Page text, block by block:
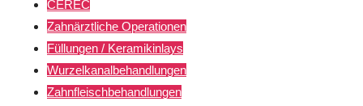
CEREC
Zahnärztliche Operationen
Füllungen / Keramikinlays
Wurzelkanalbehandlungen
Zahnfleischbehandlungen